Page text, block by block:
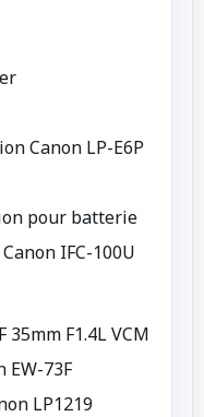
Canon LP-E6P
pour batterie
IFC-100U
35mm F1.4L VCM
EW-73F
LP1219